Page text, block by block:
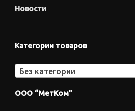
Новости
Категории товаров
Без категории
ООО “МетКом”